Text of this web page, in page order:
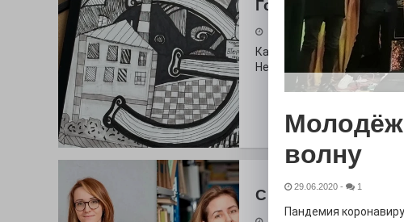
Городские
30.07.2026
Как выглядит буква Э в
Неожиданный вопрос,
С любовью к
волну
29.06.2020 - 1
Пандемия